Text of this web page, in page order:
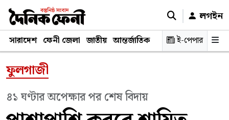
লগইন
সারাদেশ ফেনী জেলা জাতীয় আন্তর্জাতিক রাজনীতি স্বাস্থ্য শিক্ষা
ই-পেপার
ফুলগাজী
৪১ ঘণ্টার অপেক্ষার পর শেষ বিদায়